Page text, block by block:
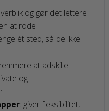
og gør det lettere
at rode
ét sted, så de ikke
at adskille
og
: giver fleksibilitet,